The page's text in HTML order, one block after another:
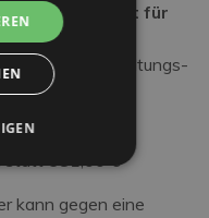
freiem Eintritt für
Chiringuito
Unterhaltungs-
498,00 €
statt 581,00 €
kann gegen eine